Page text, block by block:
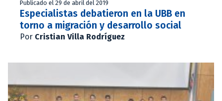
Publicado el 29 de abril del 2019
Especialistas debatieron en la UBB en
torno a migración y desarrollo social
Por Cristian Villa Rodríguez